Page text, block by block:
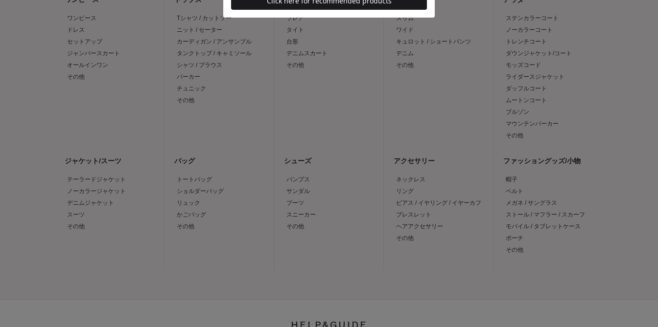
ワンピース
ドレス
セットアップ
ジャンパースカート
オールインワン
その他
Tシャツ / カットソー
ニット / セーター
カーディガン / アンサンブル
タンクトップ / キャミソール
シャツ / ブラウス
パーカー
チュニック
その他
フレア
タイト
台形
デニムスカート
その他
スリム
ワイド
キュロット / ショートパンツ
デニム
その他
ステンカラーコート
ノーカラーコート
トレンチコート
ダウンジャケット/コート
モッズコード
ライダースジャケット
ダッフルコート
ムートンコート
ブルゾン
マウンテンパーカー
その他
ジャケット/スーツ
テーラードジャケット
ノーカラージャケット
デニムジャケット
スーツ
その他
バッグ
トートバッグ
ショルダーバッグ
リュック
かごバッグ
その他
シューズ
パンプス
サンダル
ブーツ
スニーカー
その他
アクセサリー
ネックレス
リング
ピアス / イヤリング / イヤーカフ
ブレスレット
ヘアアクセサリー
その他
ファッショングッズ/小物
帽子
ベルト
メガネ / サングラス
ストール / マフラー / スカーフ
モバイル / タブレットケース
ポーチ
その他
HELP&GUIDE